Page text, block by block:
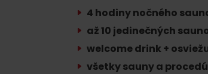
Kde sa nachádza
Liptov Region Card!
Voda,
4 hodiny nočného
až 10 jedinečných
welcome drink +
všetky sauny a